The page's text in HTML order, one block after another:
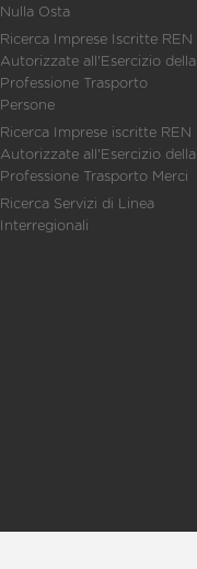
Nulla Osta
Ricerca Imprese Iscritte REN
Autorizzate all'Esercizio della
Professione Trasporto
Persone
Ricerca Imprese iscritte REN
Autorizzate all'Esercizio della
Professione Trasporto Merci
Ricerca Servizi di Linea
Interregionali